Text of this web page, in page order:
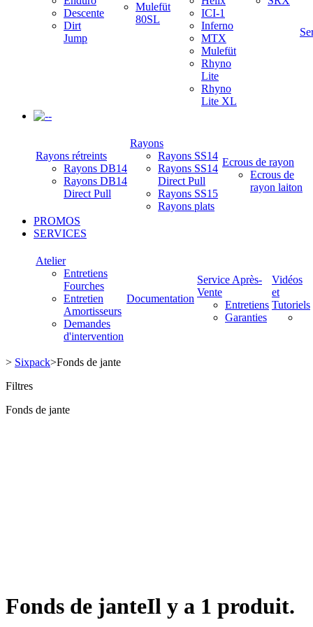
Descente
Dirt
Jump
Mulefüt
80SL
ICI-1
Inferno
MTX
Mulefüt
Rhyno
Lite
Rhyno
Lite XL
-
Rayons rétreints
Rayons DB14
Rayons DB14
Direct Pull
Rayons
Rayons SS14
Rayons SS14
Direct Pull
Rayons SS15
Rayons plats
Ecrous de rayon
Ecrous de
rayon laiton
PROMOS
SERVICES
Atelier
Entretiens
Fourches
Entretien
Amortisseurs
Demandes
d'intervention
Documentation
Service Après-
Vente
Entretiens
Garanties
Vidéos
et
Tutoriels
> Sixpack>Fonds de jante
Filtres
Fonds de jante
Fonds de janteIl y a 1 produit.